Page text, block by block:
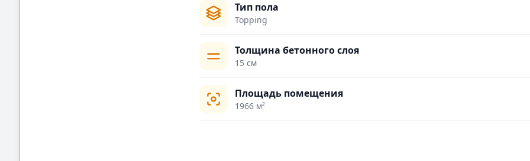
Тип пола
Topping
Толщина бетонного слоя
15 см
Площадь помещения
1966 м²